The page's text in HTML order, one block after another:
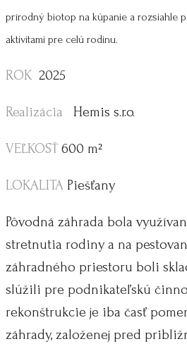
prírodný biotop na kúpanie a rozsiahle
aktivitami pre celú rodinu.
ROK 2025
Realizácia Hemis s.r.o.
VEĽKOSŤ 600 m²
LOKALITA Piešťany
Pôvodná záhrada bola
stretnutia rodiny a na
záhradného priestoru boli
slúžili pre podnikateľskú
rekonštrukcie je iba časť
záhrady, založenej pred